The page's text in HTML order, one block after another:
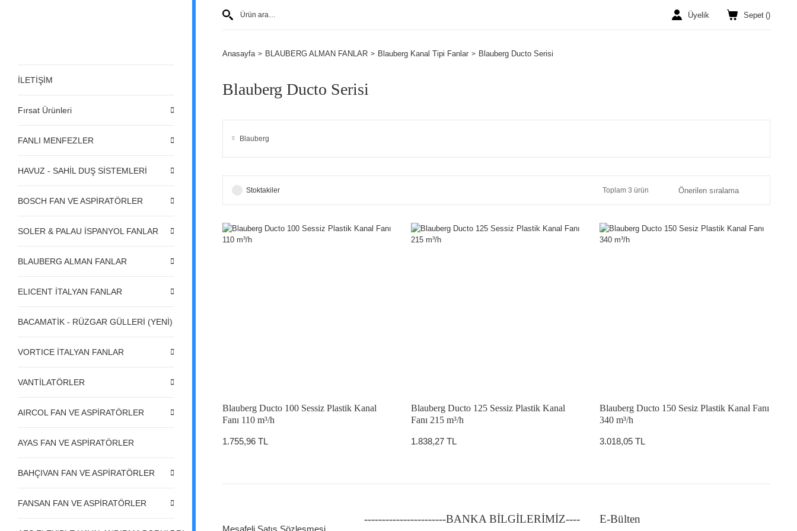
İLETİŞİM
Fırsat Ürünleri
FANLI MENFEZLER
HAVUZ - SAHİL DUŞ SİSTEMLERİ
BOSCH FAN VE ASPİRATÖRLER
SOLER & PALAU İSPANYOL FANLAR
BLAUBERG ALMAN FANLAR
ELICENT İTALYAN FANLAR
BACAMATİK - RÜZGAR GÜLLERİ (YENİ)
VORTICE İTALYAN FANLAR
VANTİLATÖRLER
AIRCOL FAN VE ASPİRATÖRLER
AYAS FAN VE ASPİRATÖRLER
BAHÇIVAN FAN VE ASPİRATÖRLER
FANSAN FAN VE ASPİRATÖRLER
Üyelik Sepet ()
Anasayfa BLAUBERG ALMAN FANLAR Blauberg Kanal Tipi Fanlar Blauberg Ducto Serisi
Blauberg Ducto Serisi
Blauberg
Stoktakiler Toplam 3 ürün
Blauberg Ducto 100 Sessiz Plastik Kanal
Fanı 110 m³/h
1.755,96 TL
Blauberg Ducto 125 Sessiz Plastik Kanal
Fanı 215 m³/h
1.838,27 TL
Blauberg Ducto 150 Sesiz Plastik Kanal Fanı
340 m³/h
3.018,05 TL
Mesafeli Satış Sözleşmesi
-----------------------BANKA BİLGİLERİMİZ----
E-Bülten